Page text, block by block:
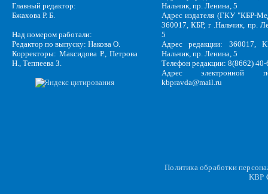
Главный редактор:
Бжахова Р. Б.
Над номером работали:
Редактор по выпуску: Накова О.
Корректоры: Максидова Р., Петрова
Н., Теппеева З.
Нальчик, пр. Ленина, 5
Адрес издателя (ГКУ "КБР-
360017, КБР, г .Нальчик, пр.
5
Адрес редакции: 360017,
Нальчик, пр. Ленина, 5
Телефон редакции: 8(8662)
Адрес электронной
kbpravda@mail.ru
Политика обработки
KBP